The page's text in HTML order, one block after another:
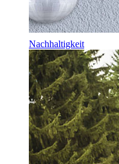
Nachhaltigkeit